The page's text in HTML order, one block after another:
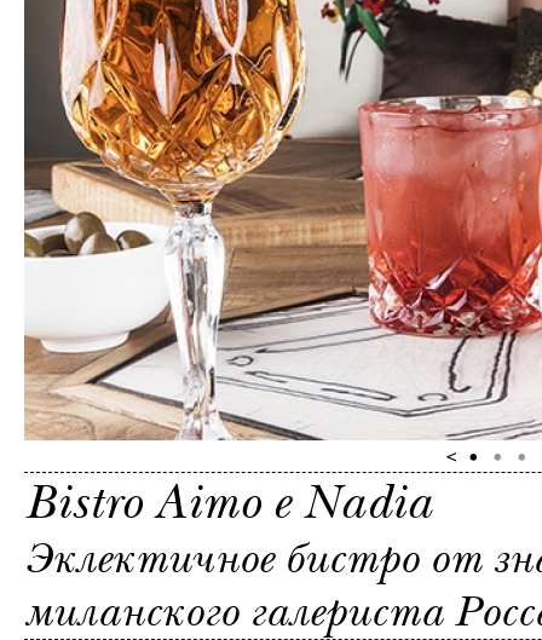
Bistro Aimo e Nadia
Эклектичное бистро от
миланского галериста